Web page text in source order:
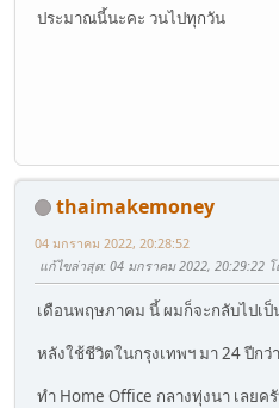
ประมาณนี้นะคะ วนไปทุกวัน
thaimakemoney
04 มกราคม 2022, 20:28:52
แก้ไขล่าสุด: 04 มกราคม 2022, 20:29:22
เดือนพฤษภาคม นี้ ผมก็จะกลับไปเ
หลังใช้ชีวิตในกรุงเทพฯ มา 24 ปีกว่
ทำ Home Office กลางทุ่งนา เลยค